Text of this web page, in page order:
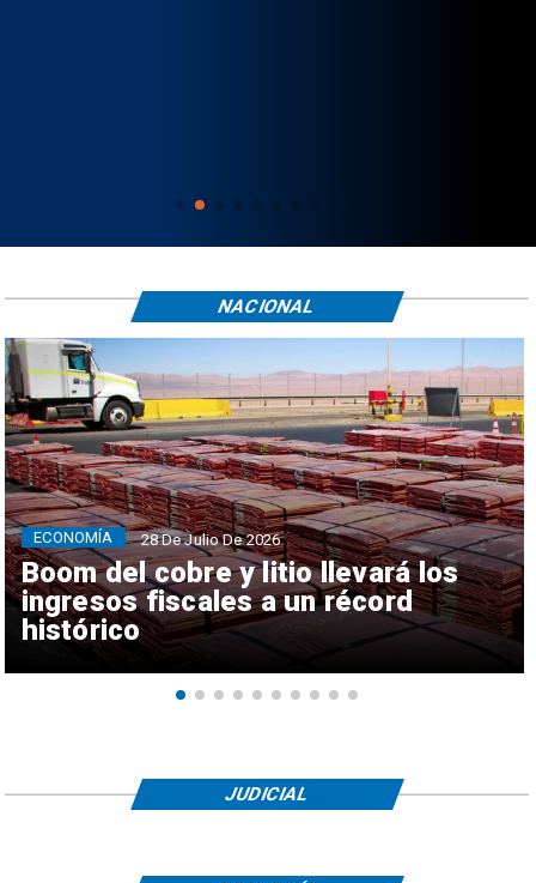
Boom del cobre y litio llevará los
ingresos fiscales a un récord
histórico
ECONOMÍA 28 De Julio De 2026
NACIONAL
JUDICIAL